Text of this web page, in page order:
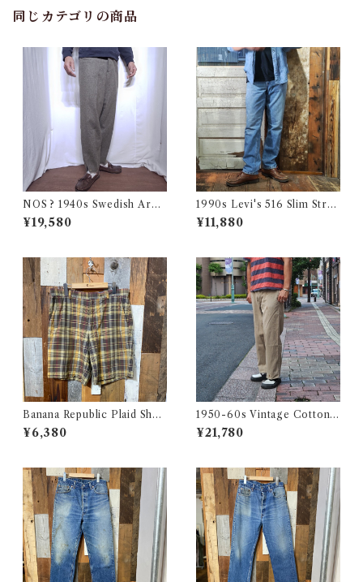
同じカテゴリの商品
NOS ? 1940s Swedish Arm
y Wool Pants / デッドストッ
ク？ユーロ ミリタリー スウェ
¥19,580
1990s Levi's 516 Slim Strai
ght Made in CANADA 実寸
W32 L31.5 / リーバイス デニ
¥11,880
Banana Republic Plaid Shor
ts / バナナリパブリック マド
ラス チェック ショートパンツ
¥6,380
1950-60s Vintage Cotton
Khaki Work Chino Trouser
s W31 L28 / ヴィンテージ ボ
¥21,780